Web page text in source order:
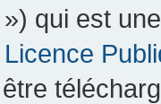
qui est
Licence